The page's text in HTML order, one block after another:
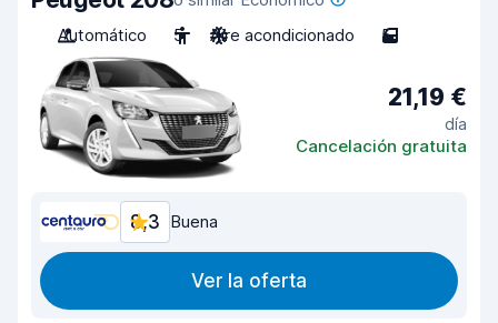
Automático
5 Aire acondicionado 5
21,19 €
día
Cancelación gratuita
8,3 Buena
Ver la oferta